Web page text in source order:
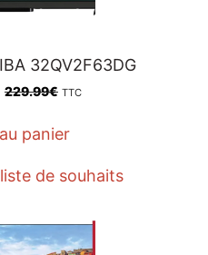
32QV2F63DG
229.99€ TTC
panier
de souhaits